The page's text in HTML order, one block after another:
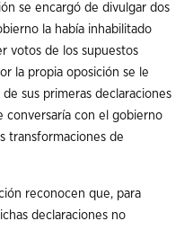
se encargó de divulgar dos
la había inhabilitado
votos de los supuestos
la propia oposición se le
sus primeras declaraciones
conversaría con el gobierno
transformaciones de
reconocen que, para
declaraciones no